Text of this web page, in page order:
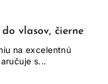
vlasov, čierne
na excelentnú
s...